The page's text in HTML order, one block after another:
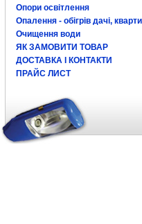
Опори освітлення
Опалення - обігрів дачі,
Очищення води
ЯК ЗАМОВИТИ ТОВАР
ДОСТАВКА І КОНТАКТИ
ПРАЙС ЛИСТ